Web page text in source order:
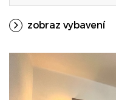
zobraz vybavení